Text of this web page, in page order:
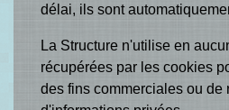
délai, ils sont
La Structure n'utilise en
récupérées par les cookies
des fins commerciales ou de